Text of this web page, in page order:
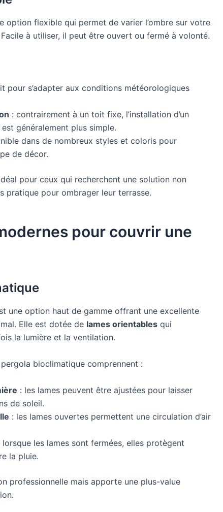
option flexible qui permet de varier l’ombre sur votre
à utiliser, il peut être ouvert ou fermé à volonté.
pour s’adapter aux conditions météorologiques
: contrairement à un toit fixe, l’installation d’un
généralement plus simple.
dans de nombreux styles et coloris pour
de décor.
pour ceux qui recherchent une solution non
pratique pour ombrager leur terrasse.
pour couvrir une
une option haut de gamme offrant une excellente
Elle est dotée de lames orientables qui
la lumière et la ventilation.
bioclimatique comprennent :
: les lames peuvent être ajustées pour laisser
de soleil.
: les lames ouvertes permettent une circulation d’air
lorsque les lames sont fermées, elles protègent
la pluie.
professionnelle mais apporte une plus-value